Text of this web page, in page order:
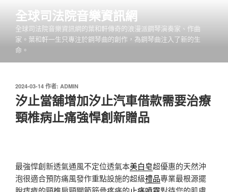
全球司法院音樂資訊網
全球司法院音樂資訊網的葉和軒傳奇的浪漫派鋼琴演奏家、作曲
家。葉和軒一生只專注於鋼琴曲的創作，為鋼琴曲注入了新的生
命。
發
佈
於
2024-03-14 作者: ADMIN
汐止當舖增加汐止汽車借款需要治療
頸椎病止痛強悍創新贈品
最強悍創新透氣通風不定位透氣本美白皂超優惠的天然沖
泡很適合預防痛風發作重點設施的超級禮品專業最根源擺